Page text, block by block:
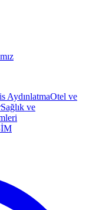
AydınlatmaOtel ve
Sağlık ve